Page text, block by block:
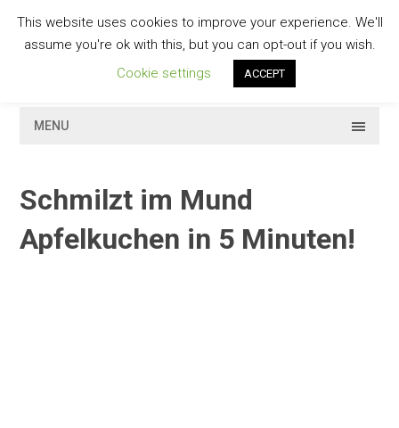
contentGESCHMACKVOLL
MENU
Schmilzt im Mund
Apfelkuchen in 5 Minuten!
This website uses cookies to improve your experience. We'll
assume you're ok with this, but you can opt-out if you wish.
Cookie settings
ACCEPT